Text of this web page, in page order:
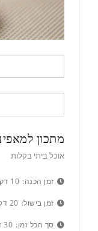
מתכון
אוכל ביתי בקלות
זמן הכנה: 10 דקות
זמן בישול: 20 דקות
סך הכל זמן: 30 דקות